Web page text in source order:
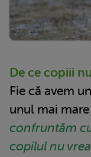
De ce copiii
Fie că avem
unul mai mare
confruntăm
copilul nu